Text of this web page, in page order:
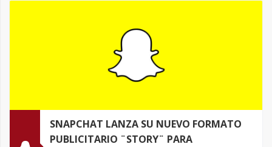
SNAPCHAT LANZA SU NUEVO FORMATO
PUBLICITARIO ¨STORY¨ PARA